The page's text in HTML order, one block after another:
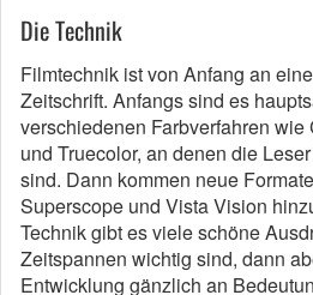
Die Technik
Filmtechnik ist von Anfang an
Zeitschrift. Anfangs sind es
verschiedenen Farbverfahren
und Truecolor, an denen die
sind. Dann kommen neue
Superscope und Vista Vision
Technik gibt es viele schöne
Zeitspannen wichtig sind, dann
Entwicklung gänzlich an